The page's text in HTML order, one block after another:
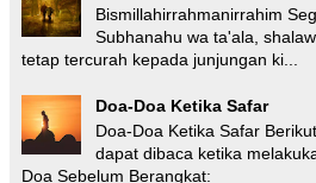
Bismillahirrahmanirrahim
Subhanahu wa ta'ala,
tetap tercurah kepada junjungan ki...
Doa-Doa Ketika Safar
Doa-Doa Ketika Safar
dapat dibaca ketika
Doa Sebelum Berangkat: